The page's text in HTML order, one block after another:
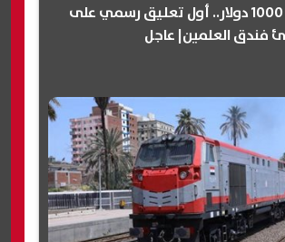
بعد أزمة الـ 1000 دولار.. أول تعليق رسمي على
العلمين| عاجل